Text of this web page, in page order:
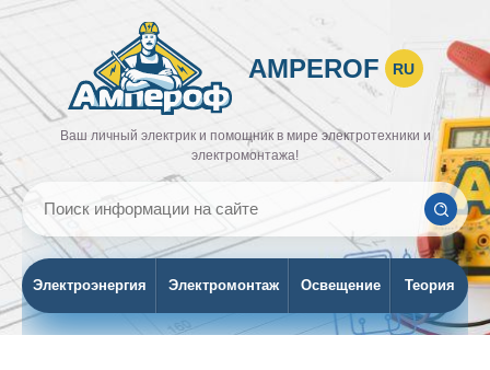
AMPEROF RU
Ваш личный электрик и помощник в мире электротехники и
электромонтажа!
Электроэнергия Электромонтаж Освещение Теория